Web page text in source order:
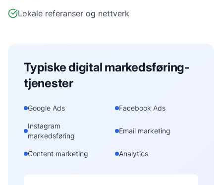
Lokale referanser og nettverk
Typiskedigital markedsføring-
tjenester
Google Ads Facebook Ads
Instagram
markedsføring
Email marketing
Content marketing Analytics